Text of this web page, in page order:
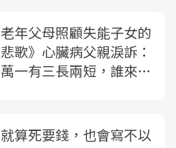
老年父母照顧失能子女的
悲歌》心臟病父親淚訴：
萬一有三長兩短，誰來照
就算死要錢，也會寫不以